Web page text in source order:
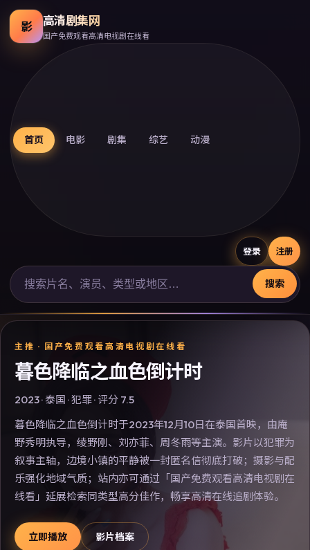
影 高清剧集网
国产免费观看高清电视剧在线看
首页 电影 剧集 综艺 动漫
登录 注册
搜索
主推 · 国产免费观看高清电视剧在线看
暮色降临之血色倒计时
2023·泰国 ·犯罪· 评分 7.5
暮色降临之血色倒计时于2023年12月10日在泰国首映，由庵
野秀明执导，绫野刚、刘亦菲、周冬雨等主演。影片以犯罪为
叙事主轴，边境小镇的平静被一封匿名信彻底打破；摄影与配
乐强化地域气质；站内亦可通过「国产免费观看高清电视剧在
线看」延展检索同类型高分佳作，畅享高清在线追剧体验。
立即播放 影片档案